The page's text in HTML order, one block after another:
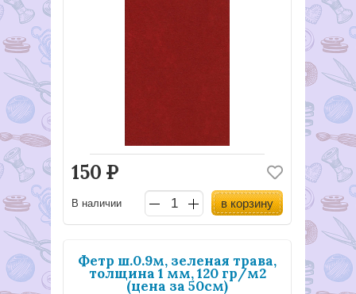
150 Р
В наличии в корзину
Фетр ш.0.9м, зеленая трава,
толщина 1 мм, 120 гр/м2
(цена за 50см)